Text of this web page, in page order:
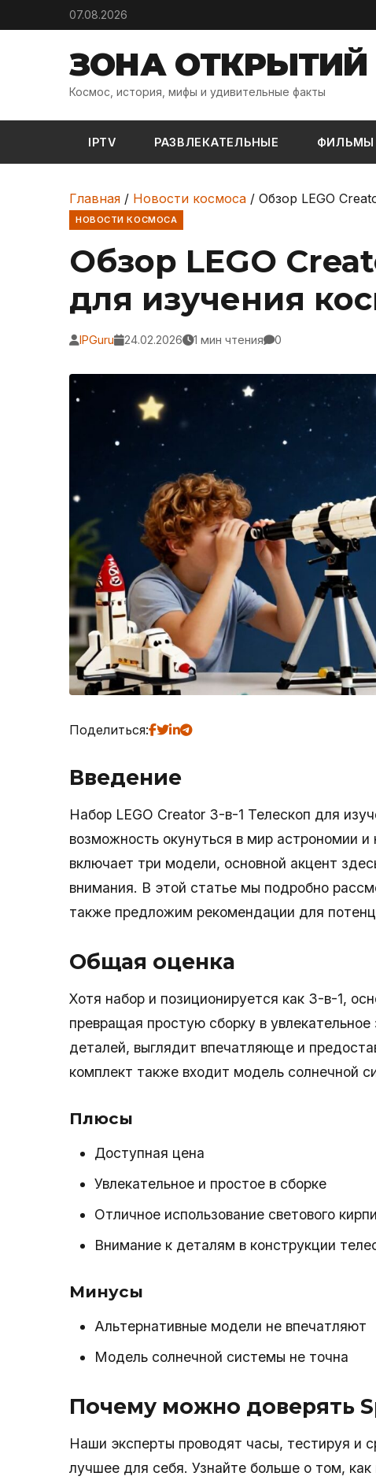
Skip to content07.08.2026
ЗОНА ОТКРЫТИЙ
Космос, история, мифы и удивительные факты
IPTV РАЗВЛЕКАТЕЛЬНЫЕ ФИЛЬМЫ
Главная / Новости космоса / Обзор LEGO
НОВОСТИ КОСМОСА
Обзор LEGO
для изучения
IPGuru 24.02.2026 1 мин чтения 0
Поделиться:
Введение
Набор LEGO Creator 3-в-1 Телескоп для
возможность окунуться в мир астрономии
включает три модели, основной акцент
внимания. В этой статье мы подробно
также предложим рекомендации для
Общая оценка
Хотя набор и позиционируется как 3-в-1,
превращая простую сборку в
деталей, выглядит впечатляюще и
комплект также входит модель солнечной
Плюсы
Доступная цена
Увлекательное и простое в сборке
Отличное использование светового
Внимание к деталям в конструкции
Минусы
Альтернативные модели не впечатляют
Модель солнечной системы не точна
Почему можно доверять
Наши эксперты проводят часы, тестируя и
лучшее для себя. Узнайте больше о том,